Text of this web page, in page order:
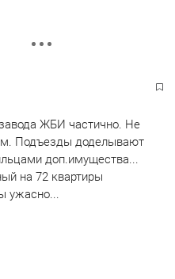
ЖБИ частично. Не
Подъезды доделывают
доп.имущества...
на 72 квартиры
ужасно...